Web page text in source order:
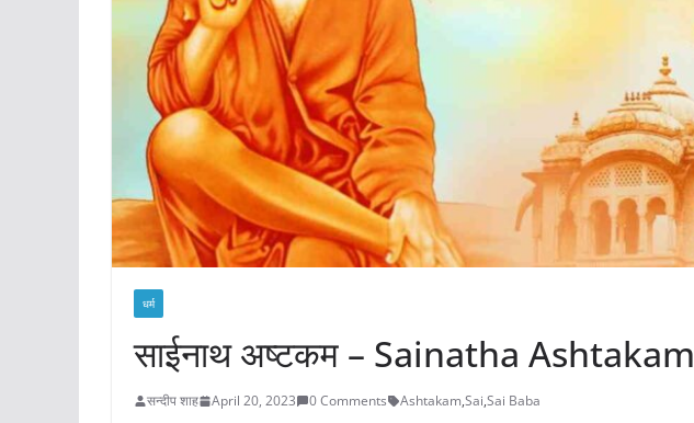
धर्म
साईनाथ अष्टकम – Sainatha Ashtakam
सन्दीप शाह April 20, 2023 0 Comments Ashtakam,Sai,Sai Baba